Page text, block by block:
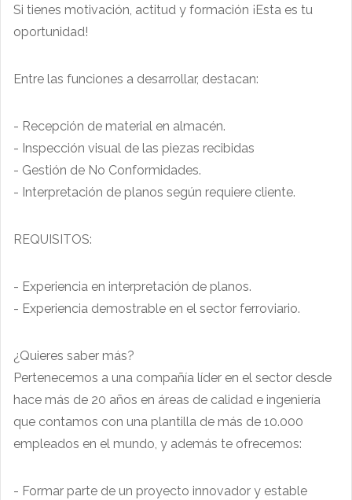
Si tienes motivación, actitud y formación ¡Esta es tu
oportunidad!
Entre las funciones a desarrollar, destacan:
- Recepción de material en almacén.
- Inspección visual de las piezas recibidas
- Gestión de No Conformidades.
- Interpretación de planos según requiere cliente.
REQUISITOS:
- Experiencia en interpretación de planos.
- Experiencia demostrable en el sector ferroviario.
¿Quieres saber más?
Pertenecemos a una compañía líder en el sector desde
hace más de 20 años en áreas de calidad e ingeniería
que contamos con una plantilla de más de 10.000
empleados en el mundo, y además te ofrecemos:
- Formar parte de un proyecto innovador y estable